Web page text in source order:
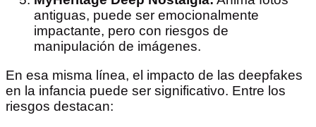
antiguas, puede ser emocionalmente
impactante, pero con riesgos de
manipulación de imágenes.
En esa misma línea, el impacto de las deepfakes
en la infancia puede ser significativo. Entre los
riesgos destacan: